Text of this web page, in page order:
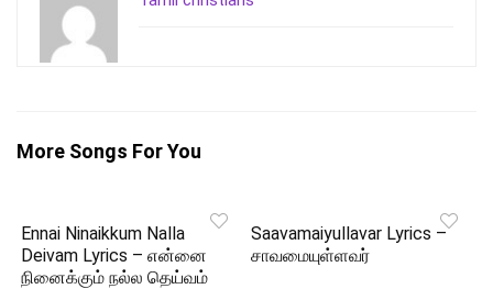
More Songs For You
Ennai Ninaikkum Nalla
Deivam Lyrics – என்னை
நினைக்கும் நல்ல தெய்வம்
Saavamaiyullavar Lyrics –
சாவமையுள்ளவர்